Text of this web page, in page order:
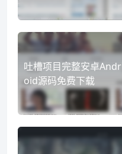
吐槽项目完整安卓Andr
oid源码免费下载